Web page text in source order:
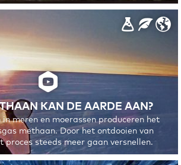
KAN DE AARDE AAN?
meren en moerassen produceren het
methaan. Door het ontdooien van
proces steeds meer gaan versnellen.